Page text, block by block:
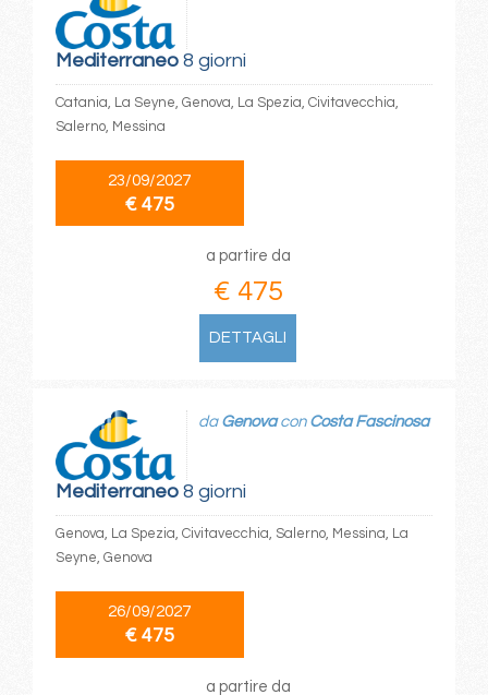
Mediterraneo8 giorni
Catania, La Seyne, Genova, La Spezia, Civitavecchia,
Salerno, Messina
23/09/2027
€ 475
a partire da
€ 475
DETTAGLI
Mediterraneo8 giorni
da Genovacon Costa Fascinosa
Genova, La Spezia, Civitavecchia, Salerno, Messina, La
Seyne, Genova
26/09/2027
€ 475
a partire da